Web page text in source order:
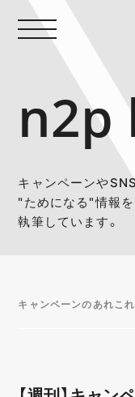
n2p
キャンペーンや
"ためになる"情報を
執筆しています。
キャンペーンのあれこれ